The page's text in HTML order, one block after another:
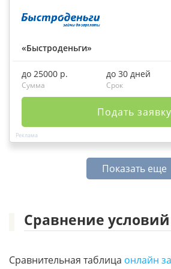
«Быстроденьги»
до 25000 р.
Сумма
до 30 дней
Срок
Подать заявку
Показать еще
Сравнение условий
Сравнительная таблица онлайн